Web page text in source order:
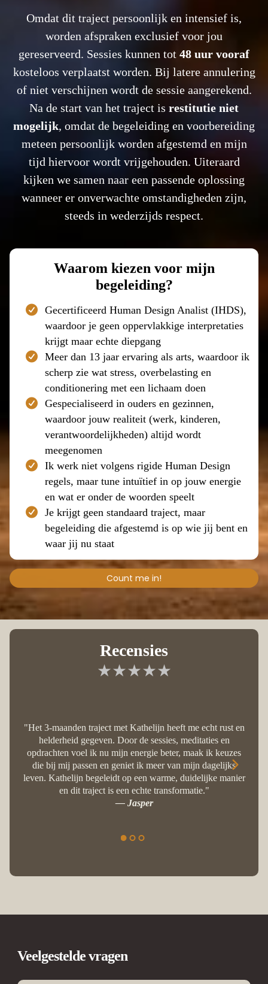
Omdat dit traject persoonlijk en intensief is,
worden afspraken exclusief voor jou
gereserveerd. Sessies kunnen tot 48 uur vooraf
kosteloos verplaatst worden. Bij latere annulering
of niet verschijnen wordt de sessie aangerekend.
Na de start van het traject is restitutie niet
mogelijk, omdat de begeleiding en voorbereiding
meteen persoonlijk worden afgestemd en mijn
tijd hiervoor wordt vrijgehouden. Uiteraard
kijken we samen naar een passende oplossing
wanneer er onverwachte omstandigheden zijn,
steeds in wederzijds respect.
Waarom kiezen voor mijn
begeleiding?
Gecertificeerd Human Design Analist (IHDS),
waardoor je geen oppervlakkige interpretaties
krijgt maar echte diepgang
Meer dan 13 jaar ervaring als arts, waardoor ik
scherp zie wat stress, overbelasting en
conditionering met een lichaam doen
Gespecialiseerd in ouders en gezinnen,
waardoor jouw realiteit (werk, kinderen,
verantwoordelijkheden) altijd wordt
meegenomen
Ik werk niet volgens rigide Human Design
regels, maar tune intuïtief in op jouw energie
en wat er onder de woorden speelt
Je krijgt geen standaard traject, maar
begeleiding die afgestemd is op wie jij bent en
waar jij nu staat
Count me in!
Recensies
★★★★★
"Het 3-maanden traject met Kathelijn heeft me echt rust en
helderheid gegeven. Door de sessies, meditaties en
opdrachten voel ik nu mijn energie beter, maak ik keuzes
die bij mij passen en geniet ik meer van mijn dagelijks
leven. Kathelijn begeleidt op een warme, duidelijke manier
en dit traject is een echte transformatie."
— Jasper
Veelgestelde vragen